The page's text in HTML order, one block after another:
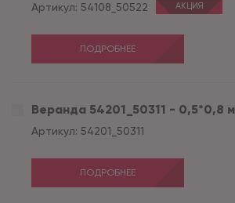
Артикул: 54108_50522 АКЦИЯ
ПОДРОБНЕЕ
Веранда 54201_50311 - 0,5*0,8
Артикул: 54201_50311
ПОДРОБНЕЕ